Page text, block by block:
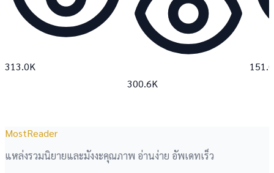
313.0K
300.6K
MostReader
แหล่งรวมนิยายและมังงะคุณภาพ อ่านง่าย อัพเดทเร็ว